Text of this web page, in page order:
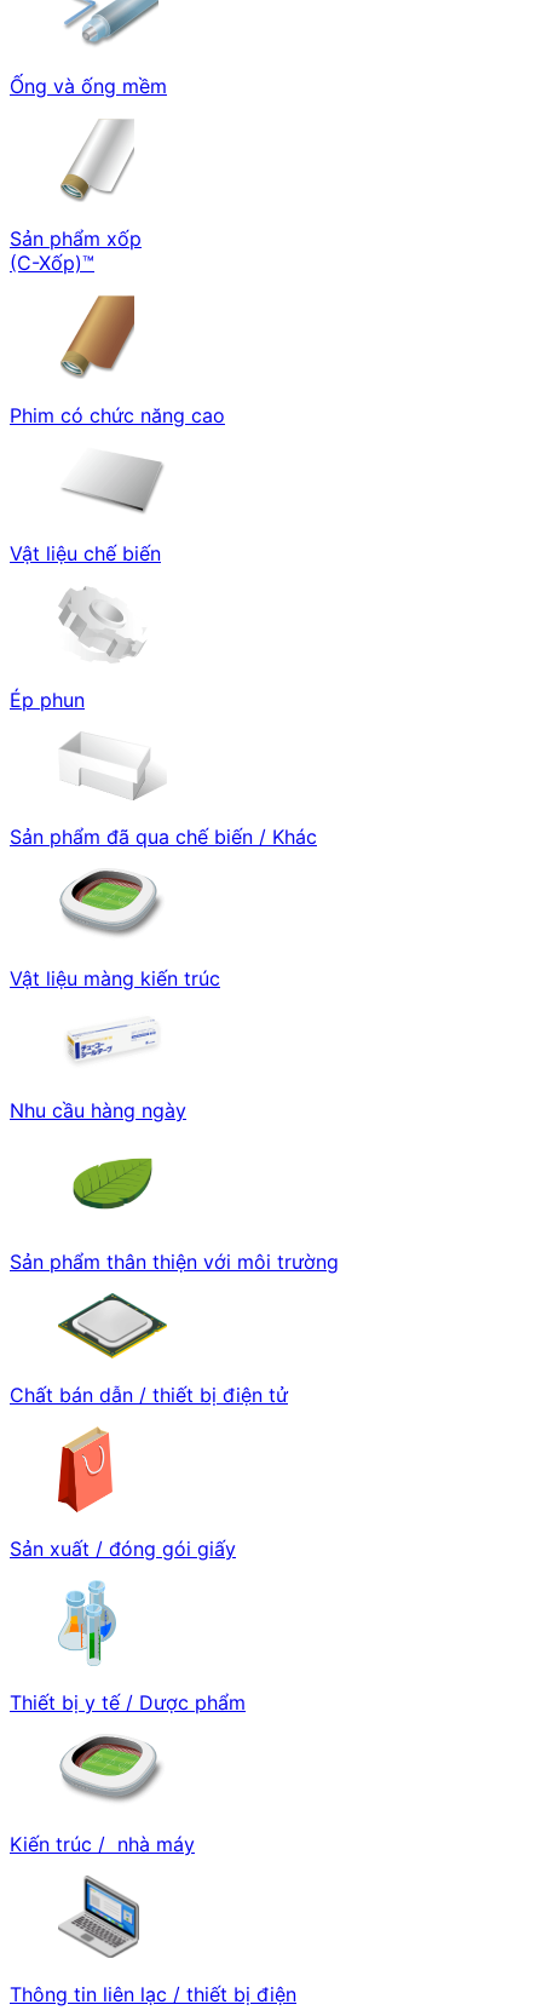
Ống và ống mềm
Sản phẩm xốp
(C-Xốp)™
Phim có chức năng cao
Vật liệu chế biến
Ép phun
Sản phẩm đã qua chế biến / Khác
Vật liệu màng kiến trúc
Nhu cầu hàng ngày
Sản phẩm thân thiện với môi trường
Chất bán dẫn / thiết bị điện tử
Sản xuất / đóng gói giấy
Thiết bị y tế / Dược phẩm
Kiến trúc / nhà máy
Thông tin liên lạc / thiết bị điện